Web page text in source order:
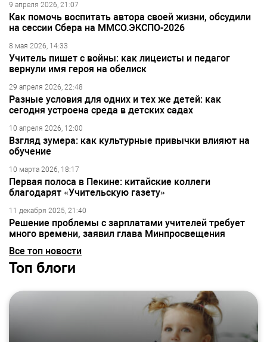
9 апреля 2026, 21:07
Как помочь воспитать автора своей жизни, обсудили
на сессии Сбера на ММСО.ЭКСПО-2026
8 мая 2026, 14:33
Учитель пишет с войны: как лицеисты и педагог
вернули имя героя на обелиск
29 апреля 2026, 22:48
Разные условия для одних и тех же детей: как
сегодня устроена среда в детских садах
10 апреля 2026, 12:00
Взгляд зумера: как культурные привычки влияют на
обучение
10 марта 2026, 18:17
Первая полоса в Пекине: китайские коллеги
благодарят «Учительскую газету»
11 декабря 2025, 21:40
Решение проблемы с зарплатами учителей требует
много времени, заявил глава Минпросвещения
Все топ новости
Топ блоги